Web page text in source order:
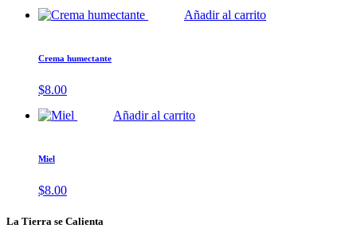
Añadir al carrito
Crema humectante
$8.00
Añadir al carrito
Miel
$8.00
La Tierra se Calienta